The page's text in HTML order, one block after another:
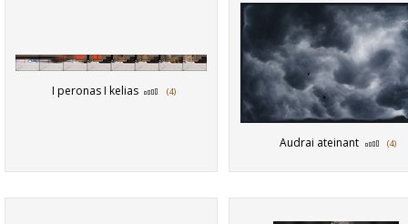
I peronas I kelias (4)
Audrai ateinant (4)